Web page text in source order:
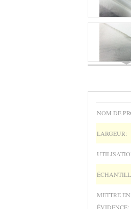
NOM DE
LARGEUR:
METTRE EN
ÉVIDENCE: